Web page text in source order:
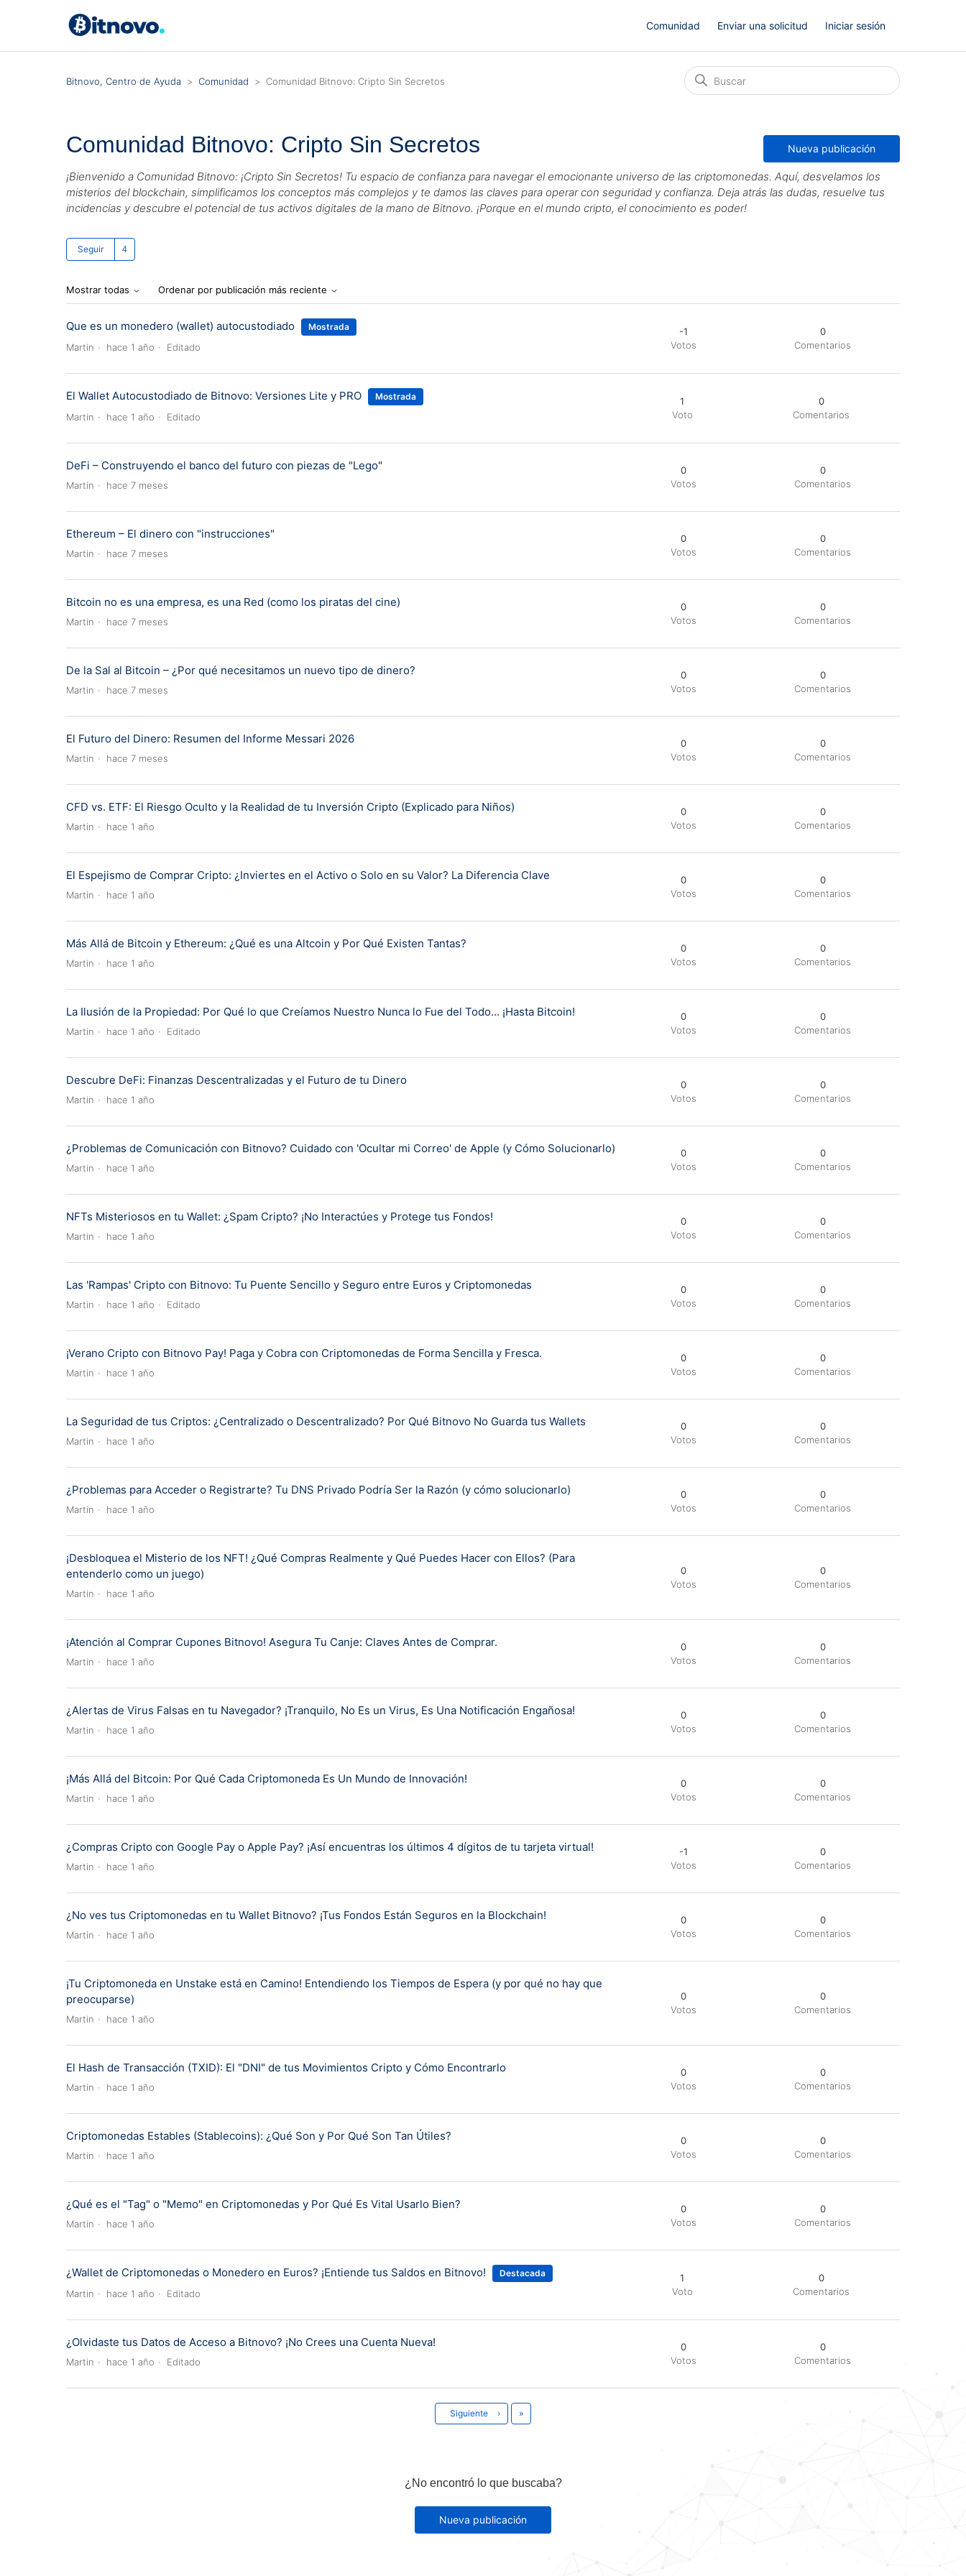
Comunidad Enviar una solicitud Iniciar sesión
Bitnovo, Centro de Ayuda Comunidad Comunidad Bitnovo: Cripto Sin Secretos
Comunidad Bitnovo: Cripto Sin Secretos Nueva publicación
¡Bienvenido a Comunidad Bitnovo: ¡Cripto Sin Secretos! Tu espacio de confianza para navegar el emocionante universo de las criptomonedas. Aquí, desvelamos los
misterios del blockchain, simplificamos los conceptos más complejos y te damos las claves para operar con seguridad y confianza. Deja atrás las dudas, resuelve tus
incidencias y descubre el potencial de tus activos digitales de la mano de Bitnovo. ¡Porque en el mundo cripto, el conocimiento es poder!
Seguir
Mostrar todas Ordenar por publicación más reciente
Que es un monedero (wallet) autocustodiado Mostrada
Martin hace 1 año Editado
-1
Votos
0
Comentarios
El Wallet Autocustodiado de Bitnovo: Versiones Lite y PRO Mostrada
Martin hace 1 año Editado
1
Voto
0
Comentarios
DeFi – Construyendo el banco del futuro con piezas de "Lego"
Martin hace 7 meses
0
Votos
0
Comentarios
Ethereum – El dinero con "instrucciones"
Martin hace 7 meses
0
Votos
0
Comentarios
Bitcoin no es una empresa, es una Red (como los piratas del cine)
Martin hace 7 meses
0
Votos
0
Comentarios
De la Sal al Bitcoin – ¿Por qué necesitamos un nuevo tipo de dinero?
Martin hace 7 meses
0
Votos
0
Comentarios
El Futuro del Dinero: Resumen del Informe Messari 2026
Martin hace 7 meses
0
Votos
0
Comentarios
CFD vs. ETF: El Riesgo Oculto y la Realidad de tu Inversión Cripto (Explicado para Niños)
Martin hace 1 año
0
Votos
0
Comentarios
El Espejismo de Comprar Cripto: ¿Inviertes en el Activo o Solo en su Valor? La Diferencia Clave
Martin hace 1 año
0
Votos
0
Comentarios
Más Allá de Bitcoin y Ethereum: ¿Qué es una Altcoin y Por Qué Existen Tantas?
Martin hace 1 año
0
Votos
0
Comentarios
La Ilusión de la Propiedad: Por Qué lo que Creíamos Nuestro Nunca lo Fue del Todo... ¡Hasta Bitcoin!
Martin hace 1 año Editado
0
Votos
0
Comentarios
Descubre DeFi: Finanzas Descentralizadas y el Futuro de tu Dinero
Martin hace 1 año
0
Votos
0
Comentarios
¿Problemas de Comunicación con Bitnovo? Cuidado con 'Ocultar mi Correo' de Apple (y Cómo Solucionarlo)
Martin hace 1 año
0
Votos
0
Comentarios
NFTs Misteriosos en tu Wallet: ¿Spam Cripto? ¡No Interactúes y Protege tus Fondos!
Martin hace 1 año
0
Votos
0
Comentarios
Las 'Rampas' Cripto con Bitnovo: Tu Puente Sencillo y Seguro entre Euros y Criptomonedas
Martin hace 1 año Editado
0
Votos
0
Comentarios
¡Verano Cripto con Bitnovo Pay! Paga y Cobra con Criptomonedas de Forma Sencilla y Fresca.
Martin hace 1 año
0
Votos
0
Comentarios
La Seguridad de tus Criptos: ¿Centralizado o Descentralizado? Por Qué Bitnovo No Guarda tus Wallets
Martin hace 1 año
0
Votos
0
Comentarios
¿Problemas para Acceder o Registrarte? Tu DNS Privado Podría Ser la Razón (y cómo solucionarlo)
Martin hace 1 año
0
Votos
0
Comentarios
¡Desbloquea el Misterio de los NFT! ¿Qué Compras Realmente y Qué Puedes Hacer con Ellos? (Para
entenderlo como un juego)
Martin hace 1 año
0
Votos
0
Comentarios
¡Atención al Comprar Cupones Bitnovo! Asegura Tu Canje: Claves Antes de Comprar.
Martin hace 1 año
0
Votos
0
Comentarios
¿Alertas de Virus Falsas en tu Navegador? ¡Tranquilo, No Es un Virus, Es Una Notificación Engañosa!
Martin hace 1 año
0
Votos
0
Comentarios
¡Más Allá del Bitcoin: Por Qué Cada Criptomoneda Es Un Mundo de Innovación!
Martin hace 1 año
0
Votos
0
Comentarios
¿Compras Cripto con Google Pay o Apple Pay? ¡Así encuentras los últimos 4 dígitos de tu tarjeta virtual!
Martin hace 1 año
-1
Votos
0
Comentarios
¿No ves tus Criptomonedas en tu Wallet Bitnovo? ¡Tus Fondos Están Seguros en la Blockchain!
Martin hace 1 año
0
Votos
0
Comentarios
¡Tu Criptomoneda en Unstake está en Camino! Entendiendo los Tiempos de Espera (y por qué no hay que
preocuparse)
Martin hace 1 año
0
Votos
0
Comentarios
El Hash de Transacción (TXID): El "DNI" de tus Movimientos Cripto y Cómo Encontrarlo
Martin hace 1 año
0
Votos
0
Comentarios
Criptomonedas Estables (Stablecoins): ¿Qué Son y Por Qué Son Tan Útiles?
Martin hace 1 año
0
Votos
0
Comentarios
¿Qué es el "Tag" o "Memo" en Criptomonedas y Por Qué Es Vital Usarlo Bien?
Martin hace 1 año
0
Votos
0
Comentarios
¿Wallet de Criptomonedas o Monedero en Euros? ¡Entiende tus Saldos en Bitnovo! Destacada
Martin hace 1 año Editado
1
Voto
0
Comentarios
¿Olvidaste tus Datos de Acceso a Bitnovo? ¡No Crees una Cuenta Nueva!
Martin hace 1 año Editado
0
Votos
0
Comentarios
Siguiente › Último
»
¿No encontró lo que buscaba?
Nueva publicación